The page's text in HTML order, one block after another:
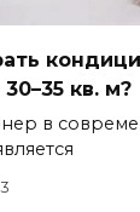
кв. м?
в